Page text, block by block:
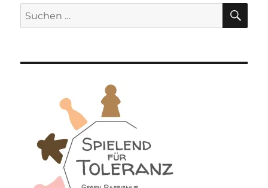
Suchen
nach: